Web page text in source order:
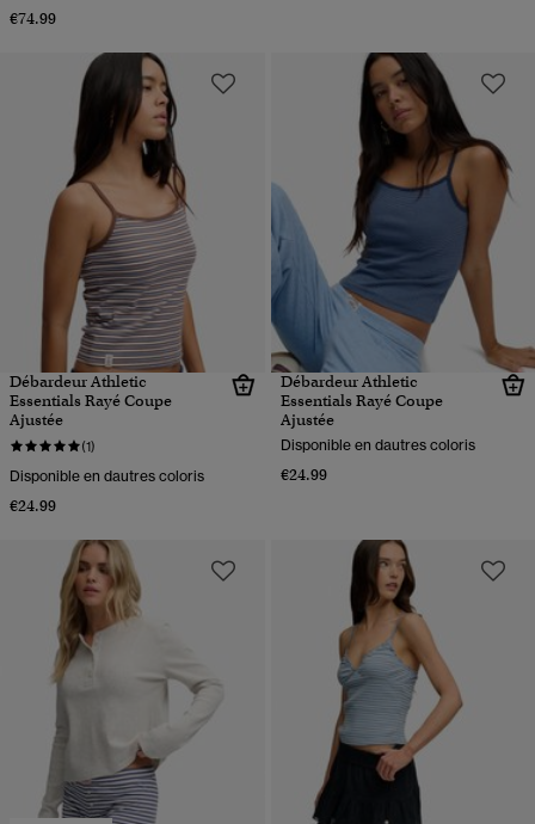
€74.99
Débardeur Athletic
Essentials Rayé Coupe
Ajustée
(1)
Disponible en dautres coloris
€24.99
Débardeur Athletic
Essentials Rayé Coupe
Ajustée
Disponible en dautres coloris
€24.99